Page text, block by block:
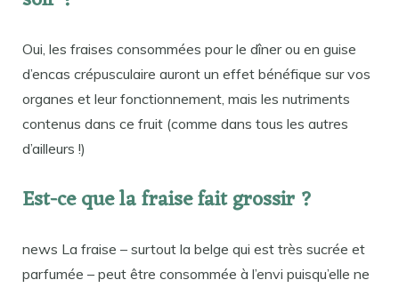
Oui, les fraises consommées pour le dîner ou en guise
d’encas crépusculaire auront un effet bénéfique sur vos
organes et leur fonctionnement, mais les nutriments
contenus dans ce fruit (comme dans tous les autres
d’ailleurs !)
Est-ce que la fraise fait grossir ?
news La fraise – surtout la belge qui est très sucrée et
parfumée – peut être consommée à l’envi puisqu’elle ne